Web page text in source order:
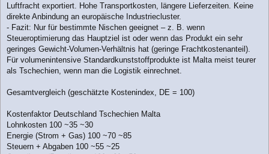
Luftfracht exportiert. Hohe Transportkosten, längere Lieferzeiten. Keine
direkte Anbindung an europäische Industriecluster.
- Fazit: Nur für bestimmte Nischen geeignet – z. B. wenn
Steueroptimierung das Hauptziel ist oder wenn das Produkt ein sehr
geringes Gewicht-Volumen-Verhältnis hat (geringe Frachtkostenanteil).
Für volumenintensive Standardkunststoffprodukte ist Malta meist teurer
als Tschechien, wenn man die Logistik einrechnet.
Gesamtvergleich (geschätzte Kostenindex, DE = 100)
Kostenfaktor Deutschland Tschechien Malta
Lohnkosten 100 ~35 ~30
Energie (Strom + Gas) 100 ~70 ~85
Steuern + Abgaben 100 ~55 ~25